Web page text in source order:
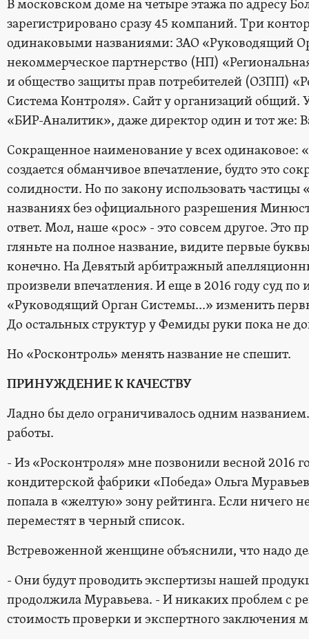
В московском доме на четыре этажа по адресу
зарегистрировано сразу 45 компаний. Три
одинаковыми названиями: ЗАО «Руководящий
некоммерческое партнерство (НП)
и общество защиты прав потребителей (ОЗПП)
Система Контроля». Сайт у организаций
«БИР-Аналитик», даже директор один и тот же:
Сокращенное наименование у всех одинаковое:
создается обманчивое впечатление, будто это
солидности. Но по закону использовать
названиях без официального разрешения
ответ. Мол, наше «рос» - это совсем другое. Это
гляньте на полное название, видите первые
конечно. На Девятый арбитражный
произвели впечатления. И еще в 2016 году суд
«Руководящий Орган Системы...» изменить
До остальных структур у Фемиды руки пока не
Но «Росконтроль» менять название не спешит.
ПРИНУЖДЕНИЕ К КАЧЕСТВУ
Ладно бы дело ограничивалось одним
работы.
- Из «Росконтроля» мне позвонили весной 2016
кондитерской фабрики «Победа» Ольга
попала в «желтую» зону рейтинга. Если ничего
переместят в черный список.
Встревоженной женщине объяснили, что надо
- Они будут проводить экспертизы нашей
продолжила Муравьева. - И никаких проблем с
стоимость проверки и экспертного заключения